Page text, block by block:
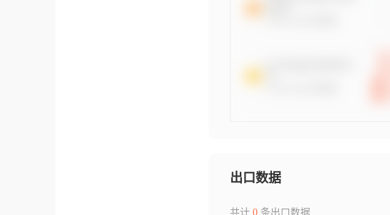
出口数据
共计 0条出口数据